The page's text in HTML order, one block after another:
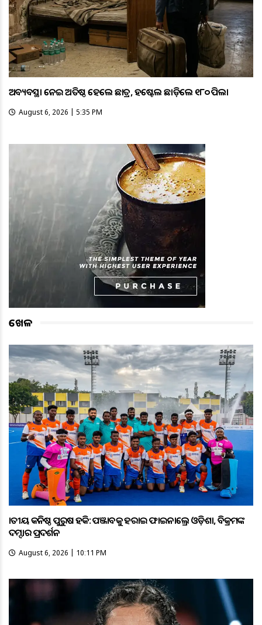
ଅବ୍ୟବସ୍ଥା ନେଇ ଅତିଷ୍ଠ ହେଲେ ଛାତ୍ର, ହଷ୍ଟେଲ ଛାଡ଼ିଲେ ୧୮୦ ପିଲା
August 6, 2026 | 5:35 PM
ଖେଳ
ଜାତୀୟ କନିଷ୍ଠ ପୁରୁଷ ହକି: ପଞ୍ଜାବକୁ ହରାଇ ଫାଇନାଲ୍ରେ ଓଡ଼ିଶା, ବିକ୍ରମଙ୍କ
ଦମ୍ଦାର ପ୍ରଦର୍ଶନ
August 6, 2026 | 10:11 PM